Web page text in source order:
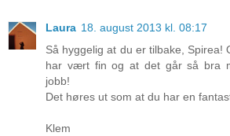
Laura 18. august 2013 kl. 08:17
Så hyggelig at du er tilbake, Spirea!
har vært fin og at det går så bra
jobb!
Det høres ut som at du har en
Klem